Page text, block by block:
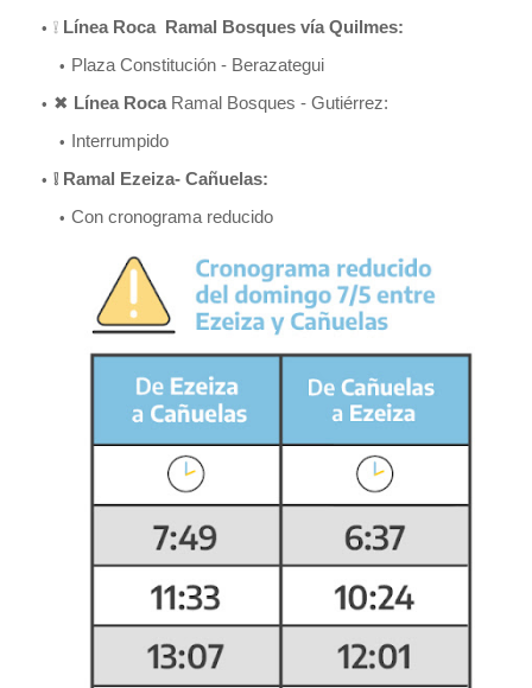
❕ Línea Roca Ramal Bosques vía Quilmes:
Plaza Constitución - Berazategui
✖ Línea Roca Ramal Bosques - Gutiérrez:
Interrumpido
❕ Ramal Ezeiza- Cañuelas:
Con cronograma reducido